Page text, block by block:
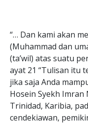
“… Dan kami akan
(Muhammad dan
(ta’wil) atas suatu
ayat 21 “Tulisan itu
jika saja Anda
Hosein Syekh
Trinidad, Karibia,
cendekiawan,